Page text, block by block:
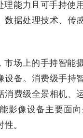
能力且可手持使
据处理技术、传
场上的手持智能
备。消费级手持
费级全景相机、
影像设备主要面
。